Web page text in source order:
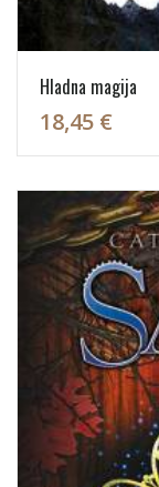
Hladna magija
18,45 €